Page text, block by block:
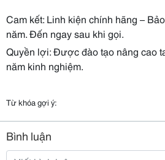
Cam kết: Linh kiện chính hãng –
năm. Đến ngay sau khi gọi.
Quyền lợi: Được đào tạo nâng cao
năm kinh nghiệm.
Từ khóa gợi ý:
Bình luận